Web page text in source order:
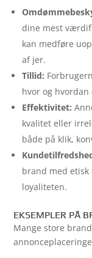
dine mest
kan medføre
af jer.
Tillid:
hvor og
Effektivitet:
kvalitet eller
både på klik,
brand med
loyaliteten.
EKSEMPLER PÅ
Mange store